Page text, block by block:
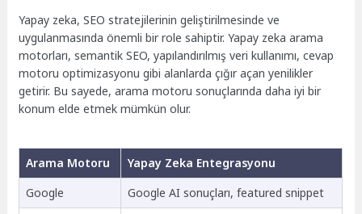
Yapay zeka, SEO stratejilerinin geliştirilmesinde ve
uygulanmasında önemli bir role sahiptir. Yapay zeka arama
motorları, semantik SEO, yapılandırılmış veri kullanımı, cevap
motoru optimizasyonu gibi alanlarda çığır açan yenilikler
getirir. Bu sayede, arama motoru sonuçlarında daha iyi bir
konum elde etmek mümkün olur.
Arama Motoru
Yapay Zeka Entegrasyonu
Google
Google AI sonuçları, featured snippet